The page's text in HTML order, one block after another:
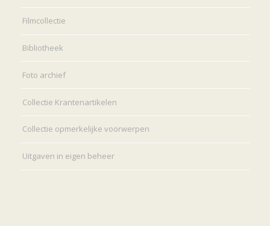
Filmcollectie
Bibliotheek
Foto archief
Collectie Krantenartikelen
Collectie opmerkelijke voorwerpen
Uitgaven in eigen beheer